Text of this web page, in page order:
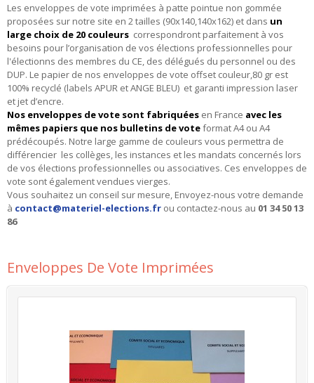
Les enveloppes de vote imprimées à patte pointue non gommée
proposées sur notre site en 2 tailles (90x140,140x162) et dans un
large choix de 20 couleurs correspondront parfaitement à vos
besoins pour l’organisation de vos élections professionnelles pour
l'électionns des membres du CE, des délégués du personnel ou des
DUP. Le papier de nos enveloppes de vote offset couleur,80 gr est
100% recyclé (labels APUR et ANGE BLEU) et garanti impression laser
et jet d’encre.
Nos enveloppes de vote sont fabriquées en France avec les
mêmes papiers que nos bulletins de voteformat A4 ou A4
prédécoupés. Notre large gamme de couleurs vous permettra de
différencier les collèges, les instances et les mandats concernés lors
de vos élections professionnelles ou associatives. Ces enveloppes de
vote sont également vendues vierges.
Vous souhaitez un conseil sur mesure, Envoyez-nous votre demande
à contact@materiel-elections.fr ou contactez-nous au 01 34 50 13
86
Enveloppes De Vote Imprimées